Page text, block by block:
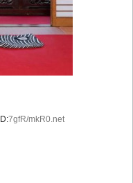
ID:7gfR/mkR0.net